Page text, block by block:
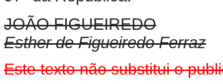
JOÃO FIGUEIREDO
Esther de Figueiredo Ferraz
Este texto não substitui o